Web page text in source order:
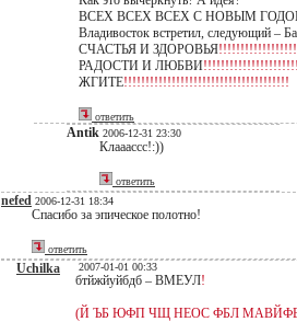
ВСЕХ ВСЕХ ВСЕХ С НОВЫМ
Владивосток встретил, следующий –
СЧАСТЬЯ И ЗДОРОВЬЯ
РАДОСТИ И ЛЮБВИ
ЖГИТЕ!!!!!!!!!!!!!!!!!!!!!!!!!!!!!!!!!!!!!!
ответить
Antik 2006-12-31 23:30
Клааассс!:))
ответить
nefed 2006-12-31 18:34
Спасибо за эпическое полотно!
ответить
Uchilka 2007-01-01 00:33
бтйжйуйбдб – ВМЕУЛ!
(Й ЪБ ЮФП ЧЩ НЕОС ФБЛ